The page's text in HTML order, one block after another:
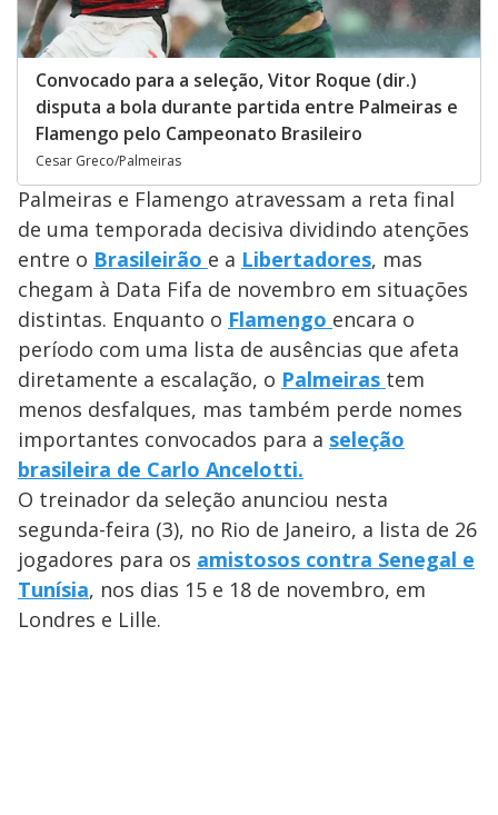
Convocado para a seleção, Vitor Roque (dir.)
disputa a bola durante partida entre Palmeiras e
Flamengo pelo Campeonato Brasileiro
Cesar Greco/Palmeiras
Palmeiras e Flamengo atravessam a reta final
de uma temporada decisiva dividindo atenções
entre o Brasileirão e a Libertadores, mas
chegam à Data Fifa de novembro em situações
distintas. Enquanto o Flamengo encara o
período com uma lista de ausências que afeta
diretamente a escalação, o Palmeiras tem
menos desfalques, mas também perde nomes
importantes convocados para a seleção
brasileira de Carlo Ancelotti.
O treinador da seleção anunciou nesta
segunda-feira (3), no Rio de Janeiro, a lista de 26
jogadores para os amistosos contra Senegal e
Tunísia, nos dias 15 e 18 de novembro, em
Londres e Lille.